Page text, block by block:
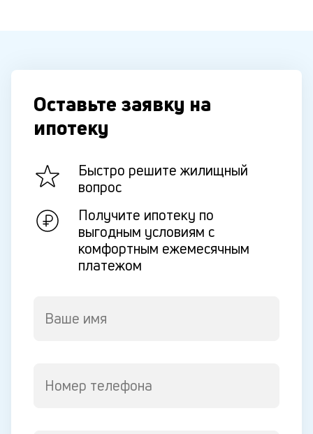
Оставьте заявку на
ипотеку
Быстро решите жилищный
вопрос
Получите ипотеку по
выгодным условиям с
комфортным ежемесячным
платежом
Ваше имя
Номер телефона